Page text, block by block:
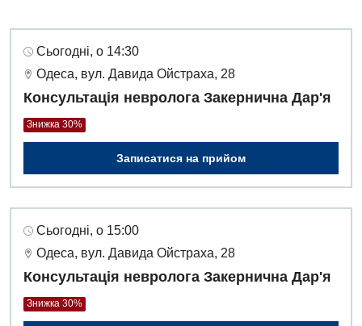
Сьогодні, о 14:30
Одеса, вул. Давида Ойстраха, 28
Консультація невролога Закернична Дар'я
Знижка 30%
Записатися на прийом
Сьогодні, о 15:00
Одеса, вул. Давида Ойстраха, 28
Консультація невролога Закернична Дар'я
Знижка 30%